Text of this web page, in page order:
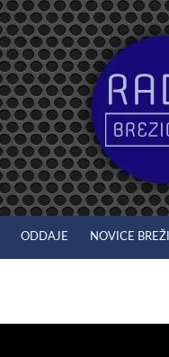
ODDAJE NOVICE